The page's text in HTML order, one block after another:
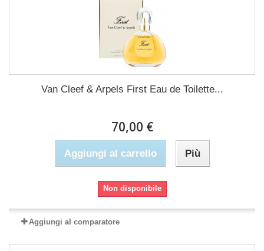
Van Cleef & Arpels First Eau de Toilette...
70,00 €
Aggiungi al carrello Più
Non disponibile
Aggiungi al comparatore